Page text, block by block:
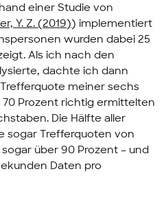
einer Studie von
Y. Z. (2019)) implementiert
wurden dabei 25
Als ich nach den
dachte ich dann
meiner sechs
Prozent richtig ermittelten
Die Hälfte aller
sogar Trefferquoten von
über 90 Prozent – und
Daten pro